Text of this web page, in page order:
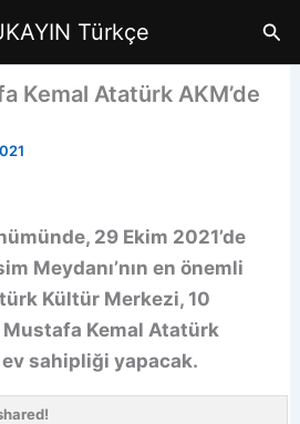
Türkçe
Kemal Atatürk AKM’de
29 Ekim 2021’de
Meydanı’nın en önemli
Kültür Merkezi, 10
Mustafa Kemal Atatürk
sahipliği yapacak.